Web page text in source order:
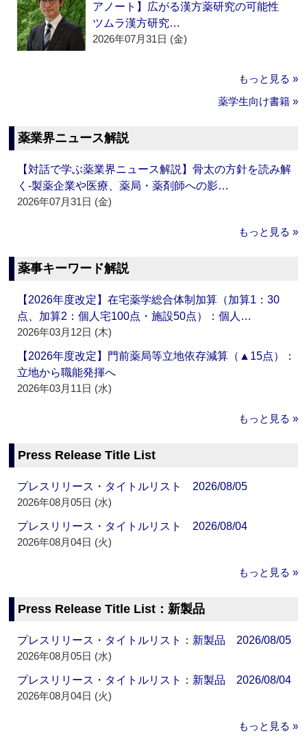
アノート】広がる漢方薬研究の可能性
ツムラ漢方研究…
2026年07月31日 (金)
もっと見る »
薬学生向け書籍 »
薬業界ニュース解説
【対話で学ぶ薬業界ニュース解説】骨太の方針を読み解
く‐製薬企業や医療、薬局・薬剤師への影…
2026年07月31日 (金)
もっと見る »
薬事キーワード解説
【2026年度改定】在宅薬学総合体制加算（加算1：30
点、加算2：個人宅100点・施設50点）：個人…
2026年03月12日 (木)
【2026年度改定】門前薬局等立地依存減算（▲15点）：
立地から職能発揮へ
2026年03月11日 (水)
もっと見る »
Press Release Title List
プレスリリース・タイトルリスト 2026/08/05
2026年08月05日 (水)
プレスリリース・タイトルリスト 2026/08/04
2026年08月04日 (火)
もっと見る »
Press Release Title List：新製品
プレスリリース・タイトルリスト：新製品 2026/08/05
2026年08月05日 (水)
プレスリリース・タイトルリスト：新製品 2026/08/04
2026年08月04日 (火)
もっと見る »